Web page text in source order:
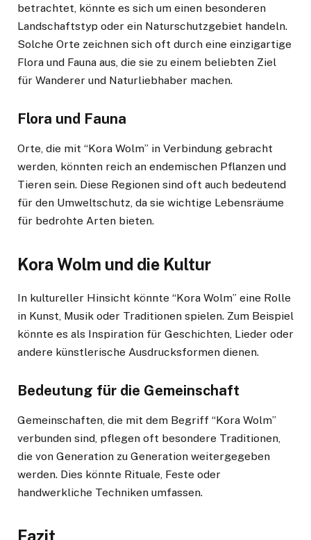
betrachtet, könnte es sich um einen besonderen
Landschaftstyp oder ein Naturschutzgebiet handeln.
Solche Orte zeichnen sich oft durch eine einzigartige
Flora und Fauna aus, die sie zu einem beliebten Ziel
für Wanderer und Naturliebhaber machen.
Flora und Fauna
Orte, die mit “Kora Wolm” in Verbindung gebracht
werden, könnten reich an endemischen Pflanzen und
Tieren sein. Diese Regionen sind oft auch bedeutend
für den Umweltschutz, da sie wichtige Lebensräume
für bedrohte Arten bieten.
Kora Wolm und die Kultur
In kultureller Hinsicht könnte “Kora Wolm” eine Rolle
in Kunst, Musik oder Traditionen spielen. Zum Beispiel
könnte es als Inspiration für Geschichten, Lieder oder
andere künstlerische Ausdrucksformen dienen.
Bedeutung für die Gemeinschaft
Gemeinschaften, die mit dem Begriff “Kora Wolm”
verbunden sind, pflegen oft besondere Traditionen,
die von Generation zu Generation weitergegeben
werden. Dies könnte Rituale, Feste oder
handwerkliche Techniken umfassen.
Fazit